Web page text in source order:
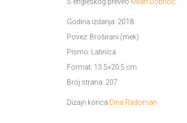
Godina izdanja: 2018.
Povez: Broširani (mek)
Pismo: Latinica
Format: 13.5×20.5 cm
Broj strana: 207
Dizajn korica Dina Radoman